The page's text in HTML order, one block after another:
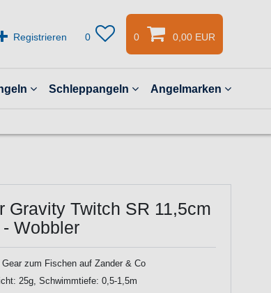
Registrieren 0 0 0,00 EUR
Schleppangeln Angelmarken
Gravity Twitch SR 11,5cm
Wobbler
zum Fischen auf Zander & Co
25g, Schwimmtiefe: 0,5-1,5m